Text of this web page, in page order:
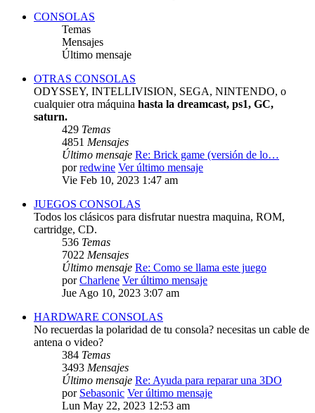
CONSOLAS
Temas
Mensajes
Último mensaje
OTRAS CONSOLAS
ODYSSEY, INTELLIVISION, SEGA, NINTENDO, o
cualquier otra máquina hasta la dreamcast, ps1, GC,
saturn.
429 Temas
4851 Mensajes
Último mensaje Re: Brick game (versión de lo…
porredwine Ver último mensaje
Vie Feb 10, 2023 1:47 am
JUEGOS CONSOLAS
Todos los clásicos para disfrutar nuestra maquina, ROM,
cartridge, CD.
536 Temas
7022 Mensajes
Último mensaje Re: Como se llama este juego
porCharlene Ver último mensaje
Jue Ago 10, 2023 3:07 am
HARDWARE CONSOLAS
No recuerdas la polaridad de tu consola? necesitas un cable de
antena o video?
384 Temas
3493 Mensajes
Último mensaje Re: Ayuda para reparar una 3DO
por Sebasonic Ver último mensaje
Lun May 22, 2023 12:53 am